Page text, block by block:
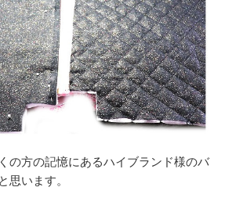
の方の記憶にあるハイブランド様のバ
思います。